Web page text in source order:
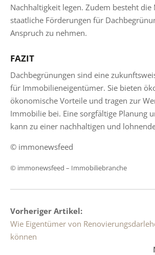
Nachhaltigkeit legen. Zudem besteht die
staatliche Förderungen für
Anspruch zu nehmen.
FAZIT
Dachbegrünungen sind eine
für Immobilieneigentümer. Sie bieten
ökonomische Vorteile und tragen zur
Immobilie bei. Eine sorgfältige Planung
kann zu einer nachhaltigen und
© immonewsfeed
© immonewsfeed – Immobiliebranche
Vorheriger Artikel:
Wie Eigentümer von
können